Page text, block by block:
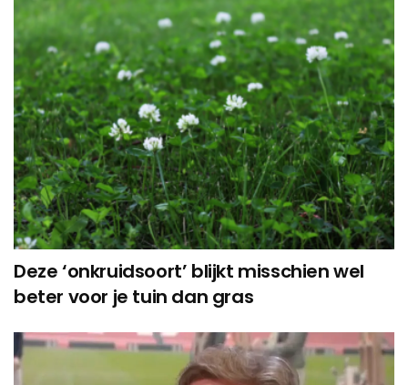
Deze ‘onkruidsoort’ blijkt misschien wel
beter voor je tuin dan gras